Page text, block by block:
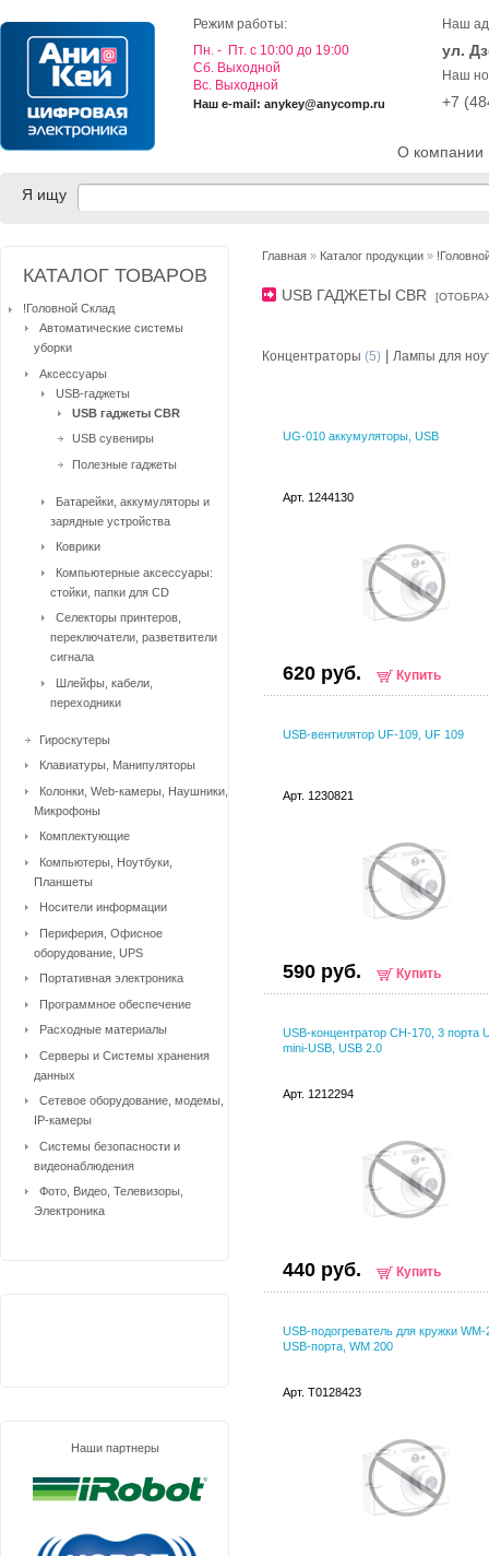
О компании
Режим работы:
Пн. - Пт. с 10:00 до 19:00
Cб. Выходной
Вс. Выходной
Наш e-mail: anykey@anycomp.ru
Наш
ул.
Наш
+7
Я ищу
Главная » Каталог продукции »
USB ГАДЖЕТЫ CBR [
Концентраторы (5) Лампы для
UG-010 аккумуляторы, USB
Арт. 1244130
620 руб. Купить
USB-вентилятор UF-109, UF 109
Арт. 1230821
590 руб. Купить
USB-концентратор CH-170, 3 порта
mini-USB, USB 2.0
Арт. 1212294
440 руб. Купить
USB-подогреватель для кружки WM-
USB-порта, WM 200
Арт. T0128423
КАТАЛОГ ТОВАРОВ
!Головной Склад
Автоматические системы
уборки
Аксессуары
USB-гаджеты
USB гаджеты CBR
USB сувениры
Полезные гаджеты
Батарейки, аккумуляторы и
зарядные устройства
Коврики
Компьютерные аксессуары:
стойки, папки для CD
Селекторы принтеров,
переключатели, разветвители
сигнала
Шлейфы, кабели,
переходники
Гироскутеры
Клавиатуры, Манипуляторы
Колонки, Web-камеры, Наушники,
Микрофоны
Комплектующие
Компьютеры, Ноутбуки,
Планшеты
Носители информации
Периферия, Офисное
оборудование, UPS
Портативная электроника
Программное обеспечение
Расходные материалы
Серверы и Системы хранения
данных
Сетевое оборудование, модемы,
IP-камеры
Системы безопасности и
видеонаблюдения
Фото, Видео, Телевизоры,
Электроника
Наши партнеры